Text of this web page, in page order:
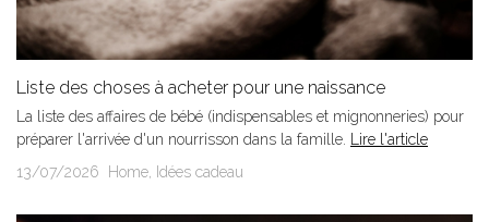
Liste des choses à acheter pour une naissance
La liste des affaires de bébé (indispensables et mignonneries) pour
préparer l'arrivée d'un nourrisson dans la famille.
Lire l'article
13/07/2026
Home Idées cadeau